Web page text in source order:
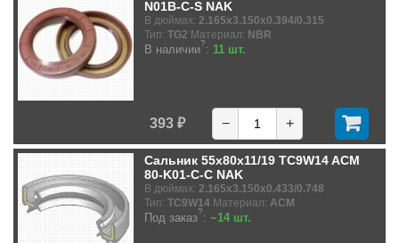
N01B-C-S NAK
В дюймах: 2.165x3.150x0.394/0.315
Тип: TG2 Материал: NBR
В наличии?: 11 шт.
393 ₽ − +
Сальник 55x80x11/19 TC9W14 ACM
80-K01-C-C NAK
В дюймах: 2.165x3.150x0.433/0.748
Тип: TC9W14 Материал: ACM
Под заказ?: ~14 шт.